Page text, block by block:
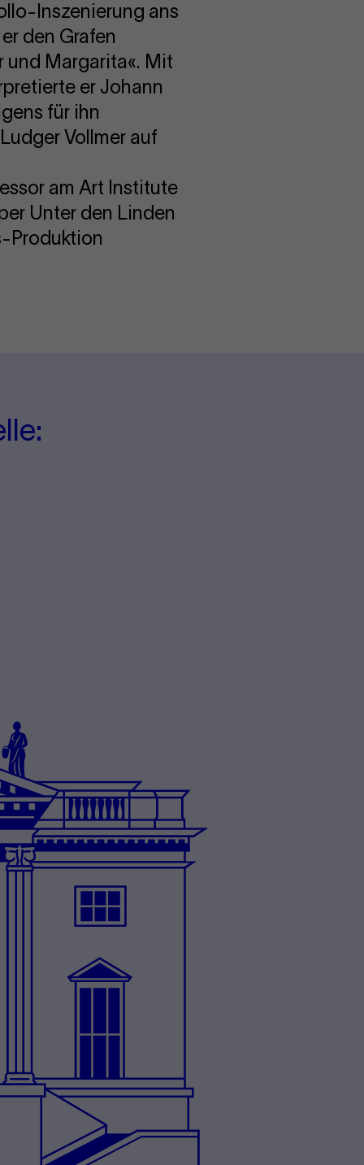
Inszenierung ans
den Grafen
und Margarita«. Mit
er Johann
für ihn
Vollmer auf
am Art Institute
Unter den Linden
Produktion